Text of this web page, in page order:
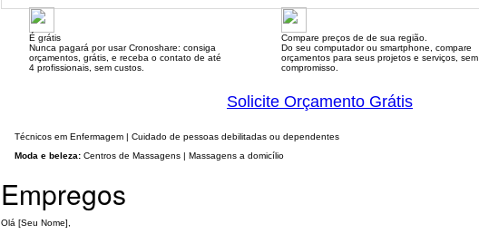
É grátis
Nunca pagará por usar Cronoshare: consiga
orçamentos, grátis, e receba o contato de até
4 profissionais, sem custos.
Compare preços de de sua região.
Do seu computador ou smartphone, compare
orçamentos para seus projetos e serviços, sem
compromisso.
Solicite Orçamento Grátis
Técnicos em Enfermagem | Cuidado de pessoas debilitadas ou dependentes
Moda e beleza: Centros de Massagens | Massagens a domicílio
Empregos
Olá [Seu Nome],